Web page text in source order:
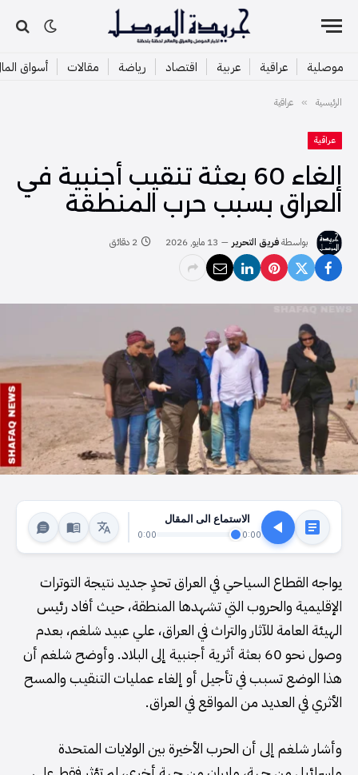
موصلية عراقية عربية اقتصاد رياضة مقالات أسواق
الرئيسية » عراقية
عراقية
إلغاء 60 بعثة تنقيب أجنبية في
العراق بسبب حرب المنطقة
بواسطةفريق التحرير 13 مايو, 2026 2 دقائق
الاستماع الى المقال
0:00
0:00
يواجه القطاع السياحي في العراق تحدٍ جديد نتيجة التوترات
الإقليمية والحروب التي تشهدها المنطقة، حيث أفاد رئيس
الهيئة العامة للآثار والتراث في العراق، علي عبيد شلغم، بعدم
وصول نحو 60 بعثة أثرية أجنبية إلى البلاد. وأوضح شلغم أن
هذا الوضع تسبب في تأجيل أو إلغاء عمليات التنقيب والمسح
الأثري في العديد من المواقع في العراق.
وأشار شلغم إلى أن الحرب الأخيرة بين الولايات المتحدة